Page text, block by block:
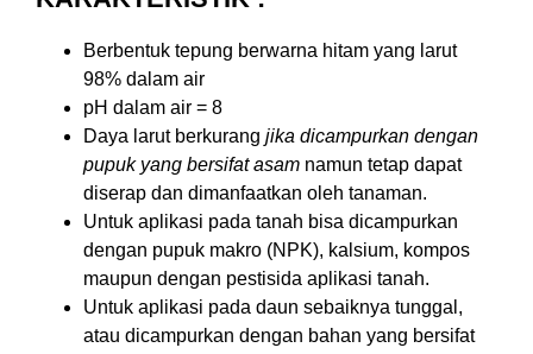
Berbentuk tepung berwarna hitam yang larut
98% dalam air
pH dalam air = 8
Daya larut berkurang jika dicampurkan dengan
pupuk yang bersifat asam namun tetap dapat
diserap dan dimanfaatkan oleh tanaman.
Untuk aplikasi pada tanah bisa dicampurkan
dengan pupuk makro (NPK), kalsium, kompos
maupun dengan pestisida aplikasi tanah.
Untuk aplikasi pada daun sebaiknya tunggal,
atau dicampurkan dengan bahan yang bersifat